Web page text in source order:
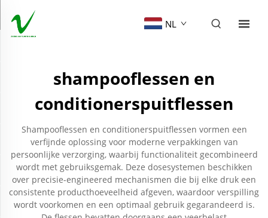
NL
shampooflessen en
conditionerspuitflessen
Shampooflessen en conditionerspuitflessen vormen een
verfijnde oplossing voor moderne verpakkingen van
persoonlijke verzorging, waarbij functionaliteit gecombineerd
wordt met gebruiksgemak. Deze dosesystemen beschikken
over precisie-engineered mechanismen die bij elke druk een
consistente producthoeveelheid afgeven, waardoor verspilling
wordt voorkomen en een optimaal gebruik gegarandeerd is.